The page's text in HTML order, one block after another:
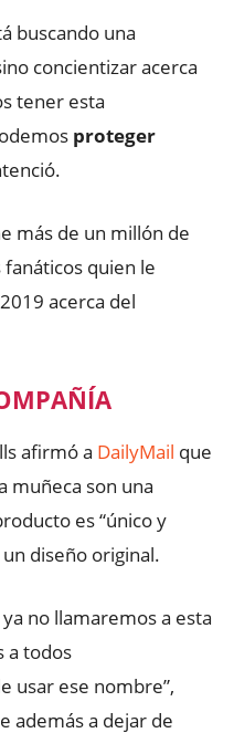
buscando una
concientizar acerca
tener esta
proteger
más de un millón de
quien le
acerca del
afirmó a DailyMail que
muñeca son una
es “único y
diseño original.
no llamaremos a esta
a todos
usar ese nombre”,
además a dejar de